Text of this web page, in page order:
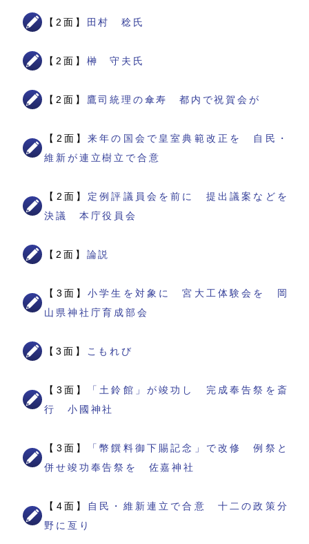
【2面】 田村 稔氏
【2面】 榊 守夫氏
【2面】 鷹司統理の傘寿 都内で祝賀会が
【2面】来年の国会で皇室典範改正を 自民・
維新が連立樹立で合意
【2面】 定例評議員会を前に 提出議案などを
決議 本庁役員会
【2面】 論説
【3面】小学生を対象に 宮大工体験会を 岡
山県神社庁育成部会
【3面】 こもれび
【3面】
「土鈴館」が竣功し 完成奉告祭を斎
行 小國神社
【3面】
「幣饌料御下賜記念」で改修 例祭と
併せ竣功奉告祭を 佐嘉神社
【4面】
自民・維新連立で合意 十二の政策分
野に亙り